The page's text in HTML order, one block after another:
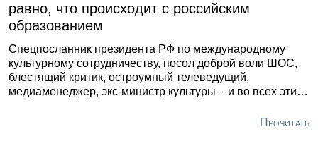
равно, что происходит с российским
образованием
Спецпосланник президента РФ по международному
культурному сотрудничеству, посол доброй воли ШОС,
блестящий критик, остроумный телеведущий,
медиаменеджер, экс-министр культуры – и во всех этих
Прочитать